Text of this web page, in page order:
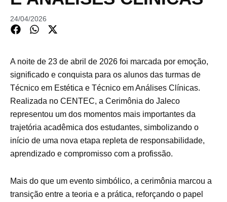
24/04/2026
A noite de 23 de abril de 2026 foi marcada por emoção,
significado e conquista para os alunos das turmas de
Técnico em Estética e Técnico em Análises Clínicas.
Realizada no CENTEC, a Cerimônia do Jaleco
representou um dos momentos mais importantes da
trajetória acadêmica dos estudantes, simbolizando o
início de uma nova etapa repleta de responsabilidade,
aprendizado e compromisso com a profissão.
Mais do que um evento simbólico, a cerimônia marcou a
transição entre a teoria e a prática, reforçando o papel